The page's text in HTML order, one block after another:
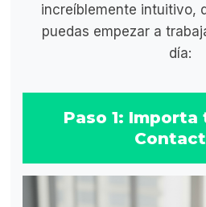
increíblemente intuitivo,
puedas empezar a
día:
Paso 1: